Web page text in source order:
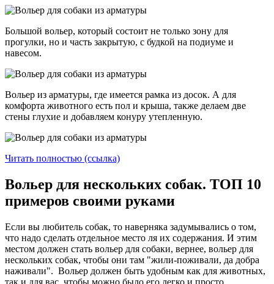
Большой вольер, который состоит не только зону для
прогулки, но и часть закрытую, с будкой на подиуме и
навесом.
Вольер из арматуры, где имеется рамка из досок. А для
комфорта животного есть пол и крыша, также делаем две
стены глухие и добавляем конуру утепленную.
Читать полностью (ссылка)
Вольер для нескольких собак. ТОП 10
примеров своими руками
Если вы любитель собак, то наверняка задумывались о том,
что надо сделать отдельное место ля их содержания. И этим
местом должен стать вольер для собаки, вернее, вольер для
нескольких собак, чтобы они там "жили-поживали, да добра
наживали". Вольер должен быть удобным как для животных,
так и для вас, чтобы можно было его легко и просто